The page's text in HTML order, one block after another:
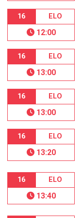
16 ELO
12:00
16 ELO
13:00
16 ELO
13:00
16 ELO
13:20
16 ELO
13:40